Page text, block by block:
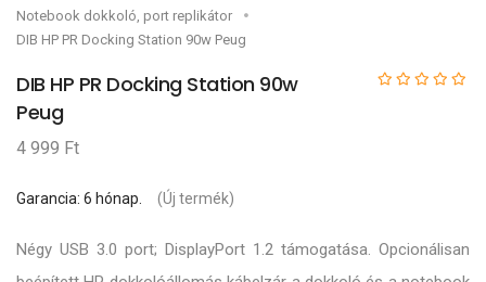
Notebook dokkoló, port replikátor
DIB HP PR Docking Station 90w Peug
DIB HP PR Docking Station 90w
Peug
4 999 Ft
Garancia: 6 hónap. (Új termék)
Négy USB 3.0 port; DisplayPort 1.2 támogatása. Opcionálisan